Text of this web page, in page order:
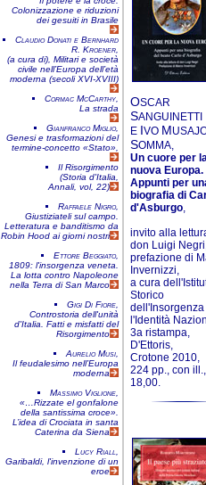
Colonizzazione e riduzioni
dei gesuiti in Brasile
Claudio Donati e Bernhard
R. Kroener,
(a cura di), Militari e società
civile nell’Europa dell’età
moderna (secoli XVI-XVIII)
Cormac McCarthy,
La strada
Gianfranco Miglio,
Genesi e trasformazioni del
termine-concetto «Stato»,
Il Risorgimento
(Storia d'Italia,
Annali, vol, 22)
Raffaele Nigro,
Giustiziateli sul campo.
Letteratura e banditismo da
Robin Hood ai giorni nostri
Ettore Beggiato,
1809: l'in­sor­genza veneta.
La lotta contro Napoleone
nella Terra di San Marco
Gigi Di Fiore,
Controstoria dell'unità
d'Italia. Fatti e misfatti del
Risorgimento
Aurelio Musi,
Il feudalesimo nell’Europa
moderna
Massimo Viglione,
«…Rizzate el gonfalone
della santissima croce».
L’idea di Crociata in santa
Caterina da Siena
Lucy Riall,
Garibaldi, l'invenzione di un
eroe
OSCAR
SANGUINETTI
E IVO M
SOMMA,
Un cuore per
nuova Europa.
Appunti per
biografia di
d'Asburgo,
invito alla
don Luigi
prefazione di
Invernizzi,
a cura
Storico
l'Identità
3a ristampa,
D'Ettoris,
Crotone 2010,
224 pp., con
18,00.